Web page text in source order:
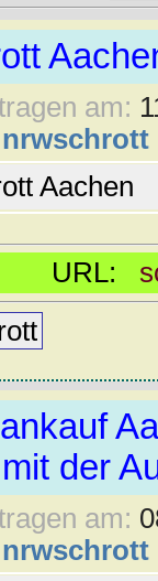
am:
nrwschrott
Aachen
URL:
der
am:
nrwschrott